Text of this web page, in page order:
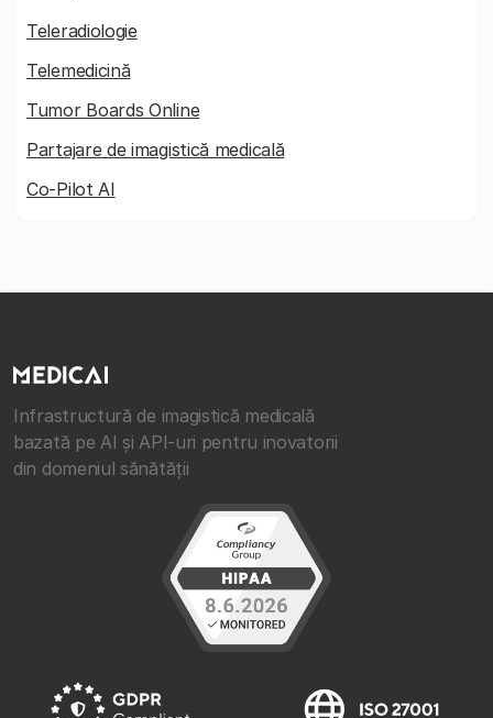
Teleradiologie
Telemedicină
Tumor Boards Online
Partajare de imagistică medicală
Co-Pilot AI
Infrastructură de imagistică medicală
bazată pe AI și API-uri pentru inovatorii
din domeniul sănătății